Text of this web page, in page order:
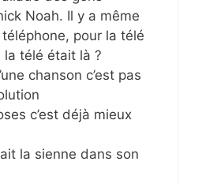
Noah. Il y a même
pour la télé
la télé était là ?
chanson c’est pas
c’est déjà mieux
la sienne dans son